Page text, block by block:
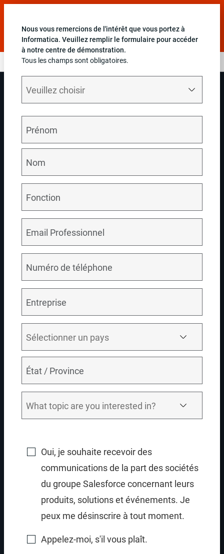
données et d'IA présentées lors de l'Informatica World.
Regarder maintenant
Nous vous remercions de l'intérêt que vous portez à
Informatica. Veuillez remplir le formulaire pour accéder
à notre centre de démonstration.
Tous les champs sont obligatoires.
Oui, je souhaite recevoir des
communications de la part des sociétés
du groupe Salesforce concernant leurs
produits, solutions et événements. Je
peux me désinscrire à tout moment.
Appelez-moi, s'il vous plaît.
Améliorez l'expérience client dans le secteur des services
financiers en :
vous assurant que les données sont adaptées à un
renforçant l'expérience client grâce à une source unique
RELATED DEMO VIDEOS
03:42
Revitalisez l'engagement des clients de l'assurance